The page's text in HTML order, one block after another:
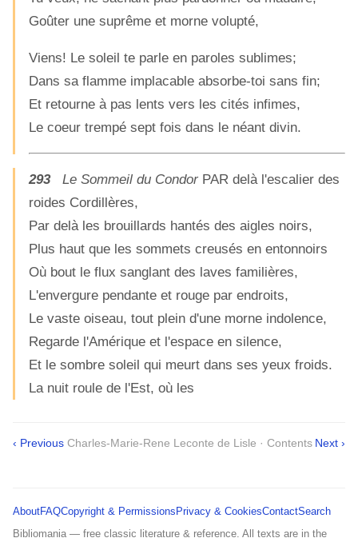
Goûter une suprême et morne volupté,
Viens! Le soleil te parle en paroles sublimes;
Dans sa flamme implacable absorbe-toi sans fin;
Et retourne à pas lents vers les cités infimes,
Le coeur trempé sept fois dans le néant divin.
293Le Sommeil du Condor PAR delà l'escalier des
roides Cordillères,
Par delà les brouillards hantés des aigles noirs,
Plus haut que les sommets creusés en entonnoirs
Où bout le flux sanglant des laves familières,
L'envergure pendante et rouge par endroits,
Le vaste oiseau, tout plein d'une morne indolence,
Regarde l'Amérique et l'espace en silence,
Et le sombre soleil qui meurt dans ses yeux froids.
La nuit roule de l'Est, où les
‹ Previous Charles-Marie-Rene Leconte de Lisle · Contents Next ›
AboutFAQCopyright & PermissionsPrivacy & CookiesContactSearch
Bibliomania — free classic literature & reference. All texts are in the